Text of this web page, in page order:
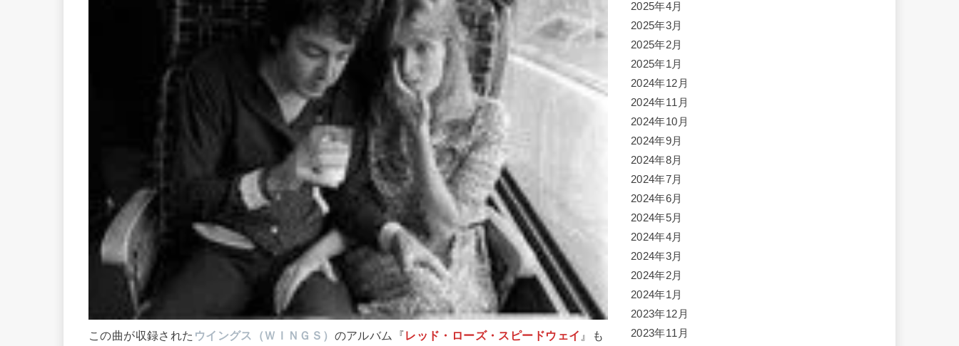
この曲が収録された ウイングス （ＷＩＮＧＳ） のアルバム『レッド・ローズ・スピードウェイ 』も
2025年4月
2025年3月
2025年2月
2025年1月
2024年12月
2024年11月
2024年10月
2024年9月
2024年8月
2024年7月
2024年6月
2024年5月
2024年4月
2024年3月
2024年2月
2024年1月
2023年12月
2023年11月